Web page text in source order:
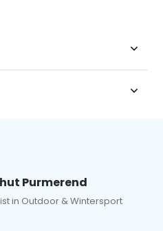
Purmerend
in Outdoor & Wintersport